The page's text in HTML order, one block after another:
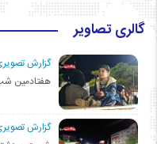
گالری تصاویر
گزارش
هفتادمین
گزارش